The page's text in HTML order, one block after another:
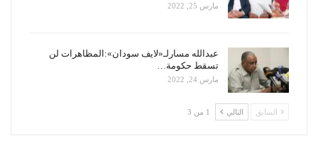
مارس 25, 2022
عبدالله مسارلـ«لايف سودان»:المظاهرات لن
تسقط حكومة…
مارس 24, 2022
السابق التالي 1 من 3